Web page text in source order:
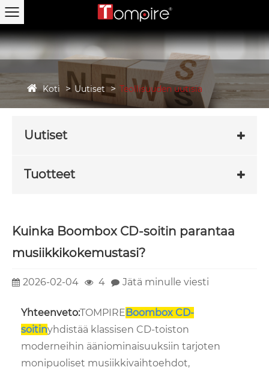
Koti Uutiset Teollisuuden uutisia
Uutiset
Tuotteet
Kuinka Boombox CD-soitin parantaa
musiikkikokemustasi?
2026-02-04 4 Jätä minulle viesti
Yhteenveto:TOMPIREBoombox CD-
soitinyhdistää klassisen CD-toiston
moderneihin ääniominaisuuksiin tarjoten
monipuoliset musiikkivaihtoehdot,